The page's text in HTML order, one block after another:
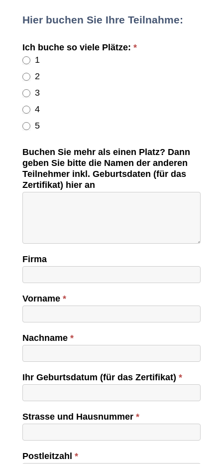
Hier buchen Sie Ihre Teilnahme:
Ich buche so viele Plätze: *
1
2
3
4
5
Buchen Sie mehr als einen Platz? Dann
geben Sie bitte die Namen der anderen
Teilnehmer inkl. Geburtsdaten (für das
Zertifikat) hier an
Firma
Vorname *
Nachname *
Ihr Geburtsdatum (für das Zertifikat) *
Strasse und Hausnummer *
Postleitzahl *